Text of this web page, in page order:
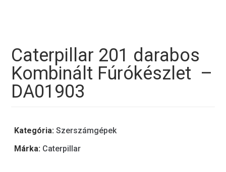
Caterpillar 201 darabos
Kombinált Fúrókészlet –
DA01903
Kategória:Szerszámgépek
Márka: Caterpillar